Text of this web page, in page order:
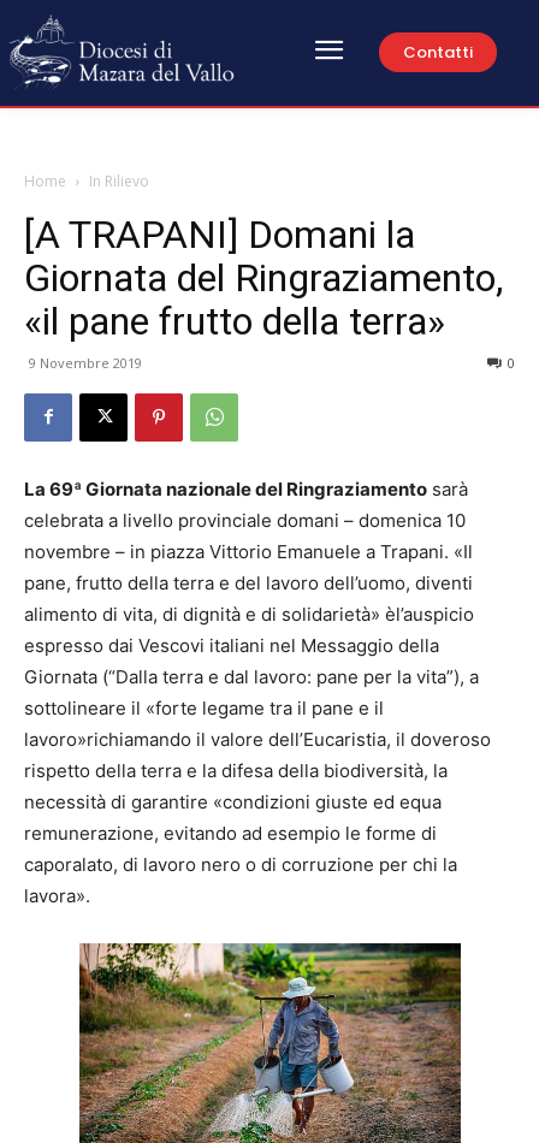
Contatti
Home In Rilievo
[A TRAPANI] Domani la
Giornata del Ringraziamento,
«il pane frutto della terra»
9 Novembre 2019 0
La 69ª Giornata nazionale del Ringraziamento sarà
celebrata a livello provinciale domani – domenica 10
novembre – in piazza Vittorio Emanuele a Trapani. «Il
pane, frutto della terra e del lavoro dell’uomo, diventi
alimento di vita, di dignità e di solidarietà» èl’auspicio
espresso dai Vescovi italiani nel Messaggio della
Giornata (“Dalla terra e dal lavoro: pane per la vita”), a
sottolineare il «forte legame tra il pane e il
lavoro»richiamando il valore dell’Eucaristia, il doveroso
rispetto della terra e la difesa della biodiversità, la
necessità di garantire «condizioni giuste ed equa
remunerazione, evitando ad esempio le forme di
caporalato, di lavoro nero o di corruzione per chi la
lavora».